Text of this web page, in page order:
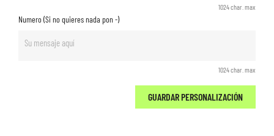
1024 char. max
Numero (Si no quieres nada pon -)
1024 char. max
GUARDAR PERSONALIZACIÓN